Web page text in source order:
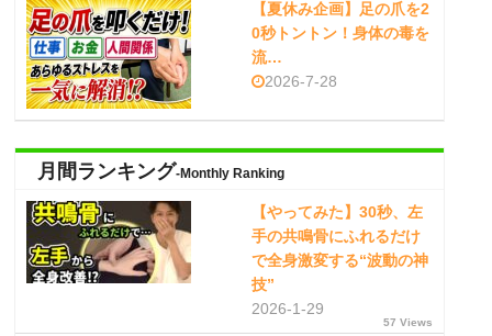
【夏休み企画】足の爪を2
0秒トントン！身体の毒を
流…
2026-7-28
月間ランキング-Monthly Ranking
【やってみた】30秒、左
手の共鳴骨にふれるだけ
で全身激変する“波動の神
技”
2026-1-29
57 Views